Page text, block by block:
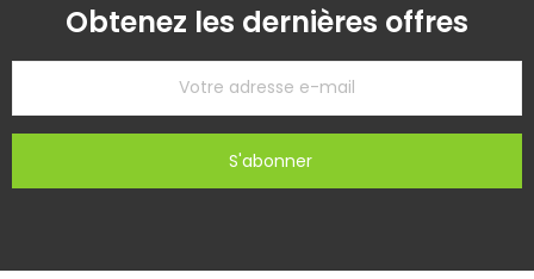
Obtenez les dernières offres
S'abonner